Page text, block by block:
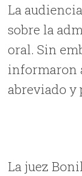
La
sobre la
oral. Sin
informaron
abreviado y
La juez